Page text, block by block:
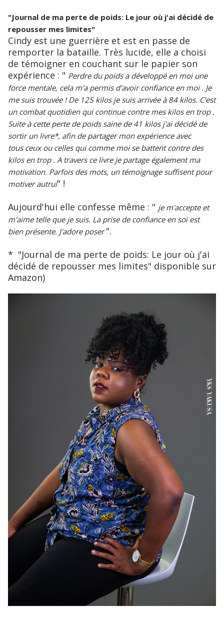
"Journal de ma perte de poids: Le jour où j'ai décidé de
repousser mes limites"
Cindy est une guerrière et est en passe de
remporter la bataille. Très lucide, elle a choisi
de témoigner en couchant sur le papier son
expérience : " Perdre du poids a développé en moi une
force mentale, cela m'a permis d'avoir confiance en moi . Je
me suis trouvée ! De 125 kilos je suis arrivée à 84 kilos. C'est
un combat quotidien qui continue contre mes kilos en trop .
Suite à cette perte de poids saine de 41 kilos j'ai décidé de
sortir un livre*, afin de partager mon expérience avec
tous ceux ou celles qui comme moi se battent contre des
kilos en trop . A travers ce livre je partage également ma
motivation. Parfois des mots, un témoignage suffisent pour
motiver autrui" !
Aujourd'hui elle confesse même : " je m'accepte et
m'aime telle que je suis. La prise de confiance en soi est
bien présente. J'adore poser".
* "Journal de ma perte de poids: Le jour où j'ai
décidé de repousser mes limites" disponible sur
Amazon)